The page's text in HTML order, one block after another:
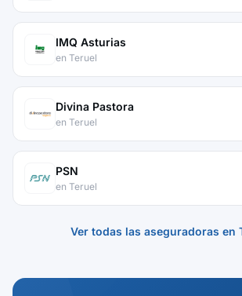
IMQ Asturias
en Teruel
Divina Pastora
en Teruel
PSN
en Teruel
Ver todas las aseguradoras en